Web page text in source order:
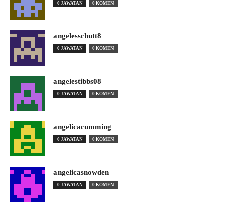
0 JAWATAN 0 KOMEN
angelesschutt8
0 JAWATAN 0 KOMEN
angelestibbs08
0 JAWATAN 0 KOMEN
angelicacumming
0 JAWATAN 0 KOMEN
angelicasnowden
0 JAWATAN 0 KOMEN